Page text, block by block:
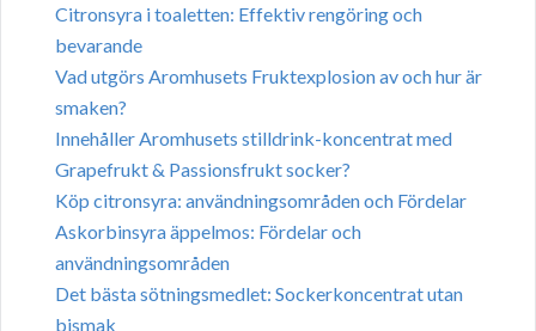
Citronsyra i toaletten: Effektiv rengöring och
bevarande
Vad utgörs Aromhusets Fruktexplosion av och hur är
smaken?
Innehåller Aromhusets stilldrink-koncentrat med
Grapefrukt & Passionsfrukt socker?
Köp citronsyra: användningsområden och Fördelar
Askorbinsyra äppelmos: Fördelar och
användningsområden
Det bästa sötningsmedlet: Sockerkoncentrat utan
bismak